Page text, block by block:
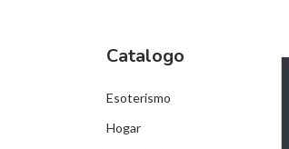
Catalogo
Esoterismo
Hogar